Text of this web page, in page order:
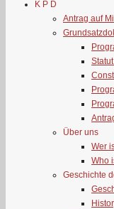
K P D
Antrag auf
Über uns
Wer
Who
Geschichte